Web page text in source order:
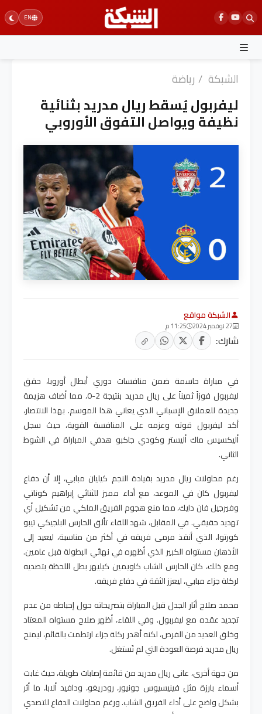
Skip
to
content
EN
الشبكة / رياضة
ليفربول يُسقط ريال مدريد بثنائية
نظيفة ويواصل التفوق الأوروبي
الشبكة مواقع
27 نوفمبر 2024 11:25 م
شارك:
في مباراة حاسمة ضمن منافسات دوري أبطال أوروبا، حقق
ليفربول فوزاً ثميناً على ريال مدريد بنتيجة 2-0، مما أضاف هزيمة
جديدة للعملاق الإسباني الذي يعاني هذا الموسم. بهذا الانتصار،
أكد ليفربول قوته وعزمه على المنافسة القوية، حيث سجل
أليكسيس ماك أليستر وكودي جاكبو هدفي المباراة في الشوط
الثاني.
رغم محاولات ريال مدريد بقيادة النجم كيليان مبابي، إلا أن دفاع
ليفربول كان في الموعد، مع أداء مميز للثنائي إبراهيم كوناتي
وفيرجيل فان دايك، مما منع هجوم الفريق الملكي من تشكيل أي
تهديد حقيقي. في المقابل، شهد اللقاء تألق الحارس البلجيكي تيبو
كورتوا، الذي أنقذ مرمى فريقه في أكثر من مناسبة، ليعيد إلى
الأذهان مستواه الكبير الذي أظهره في نهائي البطولة قبل عامين.
ومع ذلك، كان الحارس الشاب كاويمين كيليهر بطل اللحظة بتصديه
لركلة جزاء مبابي، ليعزز الثقة في دفاع فريقه.
محمد صلاح أثار الجدل قبل المباراة بتصريحاته حول إحباطه من عدم
تجديد عقده مع ليفربول. وفي اللقاء، أظهر صلاح مستواه المعتاد
وخلق العديد من الفرص، لكنه أهدر ركلة جزاء ارتطمت بالقائم، ليمنح
ريال مدريد فرصة العودة التي لم تُستغل.
من جهة أخرى، عانى ريال مدريد من قائمة إصابات طويلة، حيث غابت
أسماء بارزة مثل فينيسيوس جونيور، رودريغو، ودافيد ألابا، ما أثر
بشكل واضح على أداء الفريق الشاب. ورغم محاولات الدفاع للتصدي